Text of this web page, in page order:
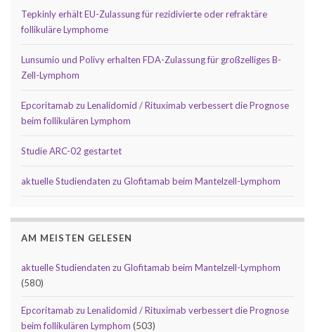
Tepkinly erhält EU-Zulassung für rezidivierte oder refraktäre
follikuläre Lymphome
Lunsumio und Polivy erhalten FDA-Zulassung für großzelliges B-
Zell-Lymphom
Epcoritamab zu Lenalidomid / Rituximab verbessert die Prognose
beim follikulären Lymphom
Studie ARC-02 gestartet
aktuelle Studiendaten zu Glofitamab beim Mantelzell-Lymphom
AM MEISTEN GELESEN
aktuelle Studiendaten zu Glofitamab beim Mantelzell-Lymphom
(580)
Epcoritamab zu Lenalidomid / Rituximab verbessert die Prognose
beim follikulären Lymphom (503)